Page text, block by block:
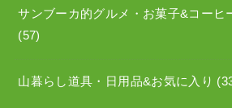
サンブーカ的グルメ・お菓子&コーヒ
(57)
山暮らし道具・日用品&お気に入り